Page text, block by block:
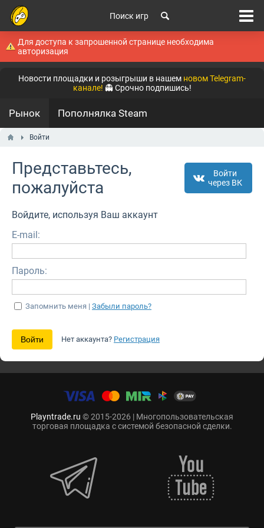
Поиск игр
Для доступа к запрошенной странице необходима
авторизация
Новости площадки и розыгрыши в нашем новом Telegram-
канале! 👻 Срочно подпишись!
Рынок Пополнялка Steam
Войти
Представьтесь,
пожалуйста
Войти
через ВК
Войдите, используя Ваш аккаунт
E-mail:
Пароль:
Запомнить меня | Забыли пароль?
Нет аккаунта? Регистрация
Playntrade.ru © 2015-2026 | Многопользовательская
торговая площадка с системой безопасной сделки.